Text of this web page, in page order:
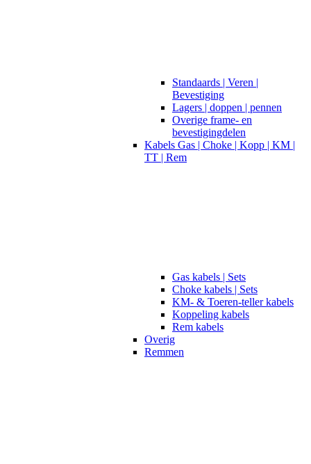
Standaards | Veren |
Bevestiging
Lagers | doppen | pennen
Overige frame- en
bevestigingdelen
Kabels Gas | Choke | Kopp | KM |
TT | Rem
Gas kabels | Sets
Choke kabels | Sets
KM- & Toeren-teller kabels
Koppeling kabels
Rem kabels
Overig
Remmen